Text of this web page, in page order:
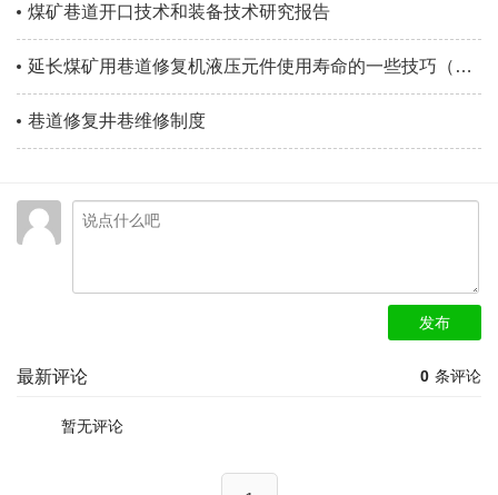
煤矿巷道开口技术和装备技术研究报告
延长煤矿用巷道修复机液压元件使用寿命的一些技巧（下篇）
巷道修复井巷维修制度
发布
0 条评论
最新评论
暂无评论